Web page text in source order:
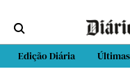
Edição Diária Últimas